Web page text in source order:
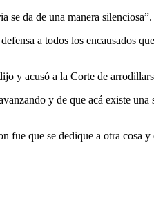
se da de una manera
a todos los encausados
y acusó a la Corte de
y de que acá existe
fue que se dedique a otra cosa